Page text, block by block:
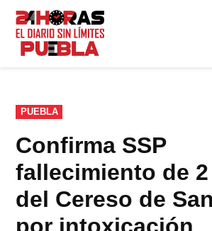
Saltar
contenido
PUBLICADO
EN
PUEBLA
Confirma SSP
fallecimiento de
del Cereso de
por intoxicación